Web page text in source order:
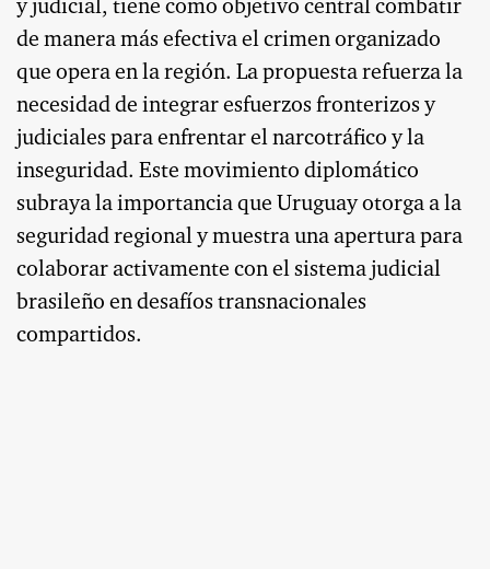
y judicial, tiene como objetivo central combatir
de manera más efectiva el crimen organizado
que opera en la región. La propuesta refuerza la
necesidad de integrar esfuerzos fronterizos y
judiciales para enfrentar el narcotráfico y la
inseguridad. Este movimiento diplomático
subraya la importancia que Uruguay otorga a la
seguridad regional y muestra una apertura para
colaborar activamente con el sistema judicial
brasileño en desafíos transnacionales
compartidos.